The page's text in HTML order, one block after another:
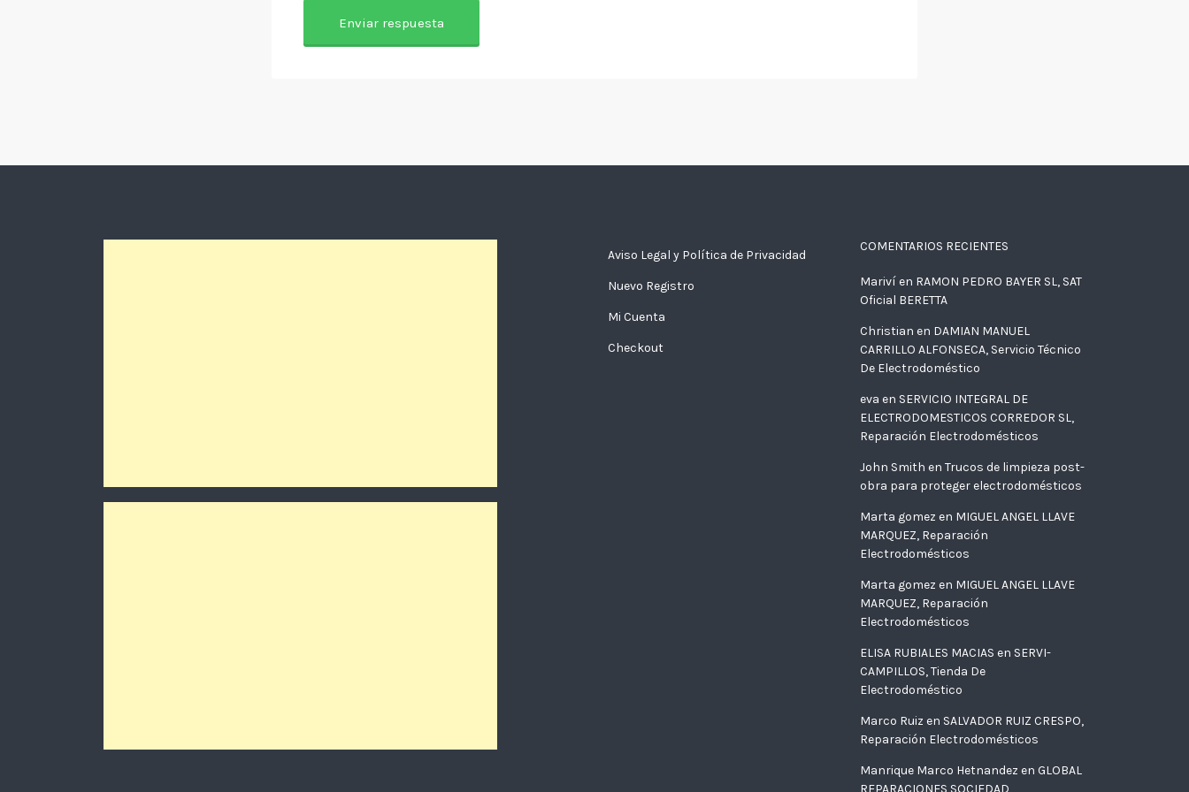
Aviso Legal y Política de Privacidad
Nuevo Registro
Mi Cuenta
Checkout
COMENTARIOS RECIENTES
Marivíen RAMON PEDRO BAYER SL, SAT
Oficial BERETTA
Christian en DAMIAN MANUEL
CARRILLO ALFONSECA, Servicio Técnico
De Electrodoméstico
eva en SERVICIO INTEGRAL DE
ELECTRODOMESTICOS CORREDOR SL,
Reparación Electrodomésticos
John Smith en Trucos de limpieza post-
obra para proteger electrodomésticos
Marta gomez en MIGUEL ANGEL LLAVE
MARQUEZ, Reparación
Electrodomésticos
Marta gomez en MIGUEL ANGEL LLAVE
MARQUEZ, Reparación
Electrodomésticos
ELISA RUBIALES MACIAS en SERVI-
CAMPILLOS, Tienda De
Electrodoméstico
Marco Ruiz en SALVADOR RUIZ CRESPO,
Reparación Electrodomésticos
Manrique Marco Hetnandez en GLOBAL
REPARACIONES SOCIEDAD